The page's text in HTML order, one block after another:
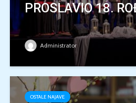
PROSLAVIO 18.
Administrator
OSTALE NAJAVE